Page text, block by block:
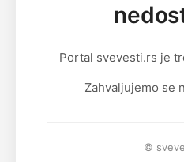
Portal svevesti.rs je
Zahvaljujemo se
©